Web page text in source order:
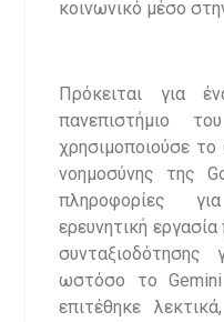
κοινωνικό μέσο
Πρόκειται για
πανεπιστήμιο
χρησιμοποιούσε το
νοημοσύνης της
πληροφορίες
ερευνητική
συνταξιοδότησης
ωστόσο το
επιτέθηκε